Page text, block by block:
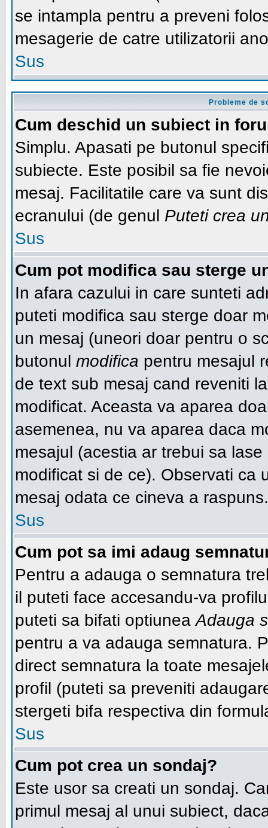
se intampla pentru a preveni
mesagerie de catre utilizatorii
Sus
Probleme de
Cum deschid un subiect in
Simplu. Apasati pe butonul
subiecte. Este posibil sa fie
mesaj. Facilitatile care va sunt
ecranului (de genul Puteti crea
Sus
Cum pot modifica sau sterge
In afara cazului in care sunteti
puteti modifica sau sterge doar
un mesaj (uneori doar pentru o
butonul modifica pentru mesajul
de text sub mesaj cand reveniti
modificat. Aceasta va aparea
asemenea, nu va aparea daca
mesajul (acestia ar trebui sa
modificat si de ce). Observati ca
mesaj odata ce cineva a raspuns.
Sus
Cum pot sa imi adaug
Pentru a adauga o semnatura
il puteti face accesandu-va
puteti sa bifati optiuneaAdauga
pentru a va adauga semnatura.
direct semnatura la toate
profil (puteti sa preveniti
stergeti bifa respectiva din
Sus
Cum pot crea un sondaj?
Este usor sa creati un sondaj.
primul mesaj al unui subiect,